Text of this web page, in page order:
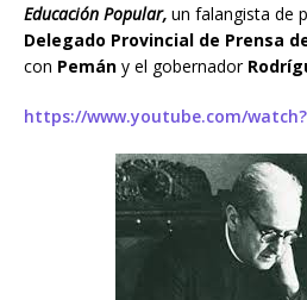
Educación Popular, un falangista de
Delegado Provincial de Prensa
con Pemán y el gobernador
https://www.youtube.com/